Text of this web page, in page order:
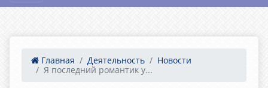
Главная Деятельность
Новости
Я последний романтик у...